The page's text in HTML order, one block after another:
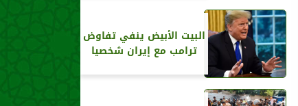
البيت الأبيض ينفي تفاوض
ترامب مع إيران شخصيا